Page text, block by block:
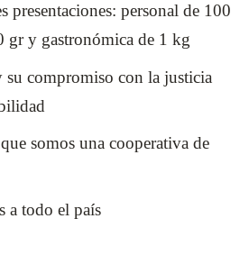
presentaciones: personal de 100
gr y gastronómica de 1 kg
compromiso con la justicia
somos una cooperativa de
a todo el país